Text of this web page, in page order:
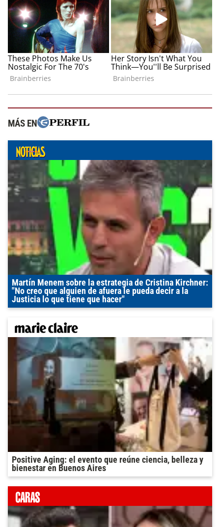
MÁS EN
Martín Menem sobre la estrategia de Cristina Kirchner:
"No creo que alguien de afuera le pueda decir a la
Justicia lo que tiene que hacer"
Positive Aging: el evento que reúne ciencia, belleza y
bienestar en Buenos Aires